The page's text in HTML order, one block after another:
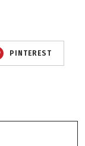
PINTEREST